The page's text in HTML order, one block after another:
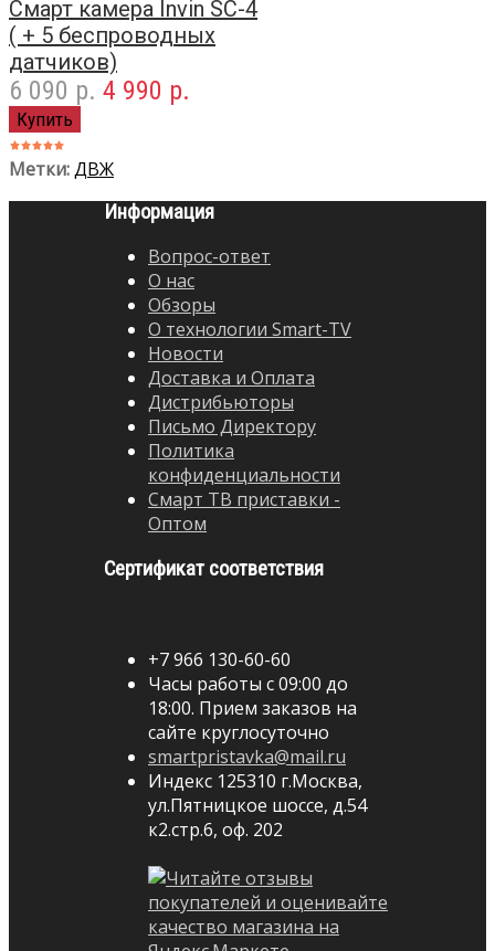
Смарт камера Invin SC-4
( + 5 беспроводных
датчиков)
6 090 р. 4 990 р.
Метки:ДВЖ
Информация
Вопрос-ответ
О нас
Обзоры
О технологии Smart-TV
Новости
Доставка и Оплата
Дистрибьюторы
Письмо Директору
Политика
конфиденциальности
Смарт ТВ приставки -
Оптом
Сертификат соответствия
+7 966 130-60-60
Часы работы с 09:00 до
18:00. Прием заказов на
сайте круглосуточно
smartpristavka@mail.ru
Индекс 125310 г.Москва,
ул.Пятницкое шоссе, д.54
к2.стр.6, оф. 202